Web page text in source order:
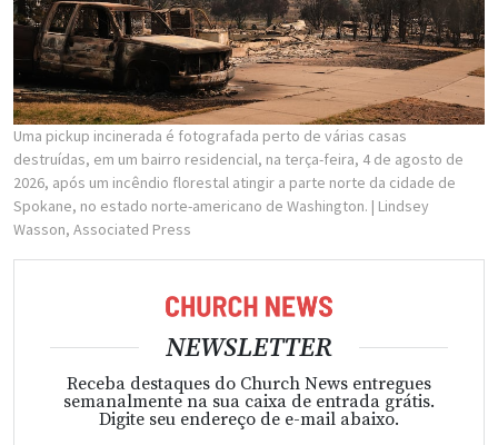
Uma pickup incinerada é fotografada perto de várias casas
destruídas, em um bairro residencial, na terça-feira, 4 de agosto de
2026, após um incêndio florestal atingir a parte norte da cidade de
Spokane, no estado norte-americano de Washington. | Lindsey
Wasson, Associated Press
NEWSLETTER
Receba destaques do Church News entregues
semanalmente na sua caixa de entrada grátis.
Digite seu endereço de e-mail abaixo.